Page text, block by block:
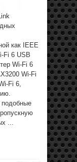
как IEEE
Fi 6 USB
Wi-Fi 6
Wi-Fi
Fi 6,
подобные
...